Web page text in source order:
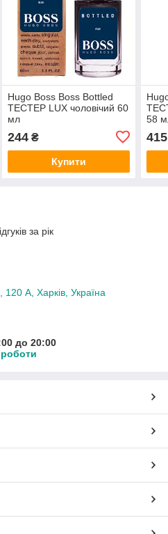
Hugo Boss Boss Bottled
ТЕСТЕР LUX чоловічий 60
мл
244₴
Купити
58
415
за рік
А, Харків, Україна
до 20:00